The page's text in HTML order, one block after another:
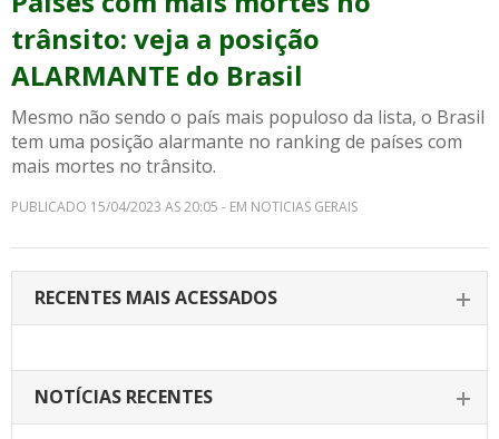
trânsito: veja a posição
ALARMANTE do Brasil
Mesmo não sendo o país mais populoso da lista, o Brasil
tem uma posição alarmante no ranking de países com
mais mortes no trânsito.
PUBLICADO 15/04/2023 AS 20:05 - EM NOTICIAS GERAIS
RECENTES MAIS ACESSADOS
NOTÍCIAS RECENTES